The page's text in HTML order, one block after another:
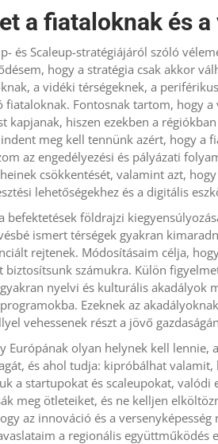
a fiataloknak és
és Scaleup-stratégiájáról szóló
hogy a stratégia csak akkor
a vidéki térségeknek, a
fiataloknak. Fontosnak tartom, hogy
kapjanak, hiszen ezekben a
meg kell tennünk azért, hogy a
az engedélyezési és pályázati
csökkentését, valamint azt,
lehetőségekhez és a digitális
földrajzi
ismert térségek gyakran
rejtenek. Módosításaim célja,
biztosítsunk számukra. Külön
nyelvi és kulturális akadályok
Ezeknek az
vehessenek részt a jövő
Európának olyan helynek kell
és ahol tudja: kipróbálhat
a startupokat és scaleupokat, valódi
meg ötleteiket, és ne kelljen
az innováció és a
a regionális együttműködés